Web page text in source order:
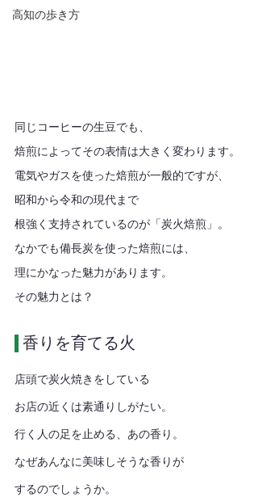
高知の歩き方
同じコーヒーの生豆でも、
焙煎によってその表情は大きく変わります。
電気やガスを使った焙煎が一般的ですが、
昭和から令和の現代まで
根強く支持されているのが「炭火焙煎」。
なかでも備長炭を使った焙煎には、
理にかなった魅力があります。
その魅力とは？
香りを育てる火
店頭で炭火焼きをしている
お店の近くは素通りしがたい。
行く人の足を止める、あの香り。
なぜあんなに美味しそうな香りが
するのでしょうか。